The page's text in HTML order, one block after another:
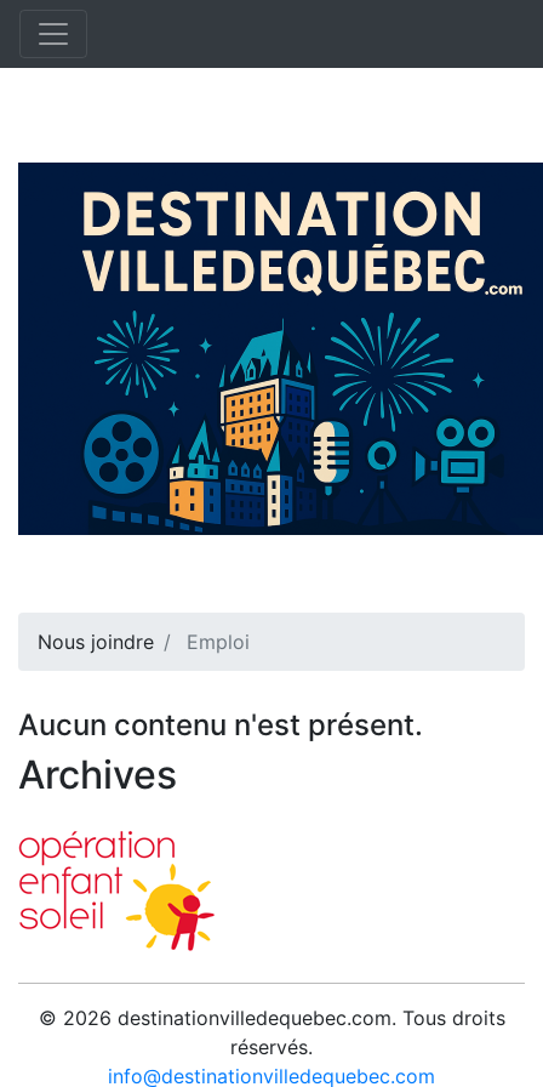
Nous joindre Emploi
Aucun contenu n'est présent.
Archives
© 2026 destinationvilledequebec.com. Tous droits
réservés.
info@destinationvilledequebec.com